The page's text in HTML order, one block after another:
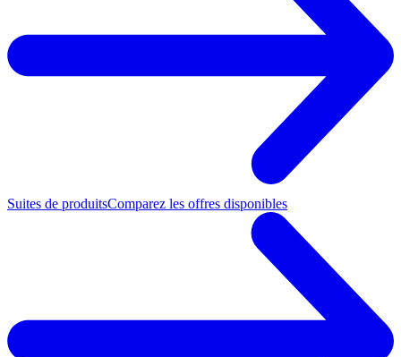
Suites de produitsComparez les offres disponibles